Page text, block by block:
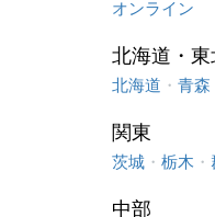
オンライン
北海道・東
北海道 ・ 青森
関東
茨城 ・ 栃木 ・
中部